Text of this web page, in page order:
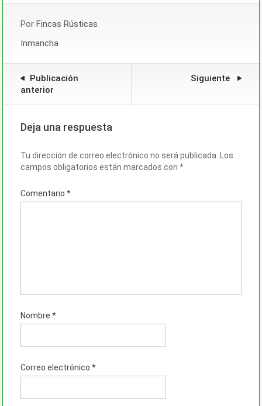
Por Fincas Rústicas
Inmancha
Publicación
anterior
Siguiente
Deja una respuesta
Tu dirección de correo electrónico no será publicada. Los
campos obligatorios están marcados con *
Comentario *
Nombre *
Correo electrónico *